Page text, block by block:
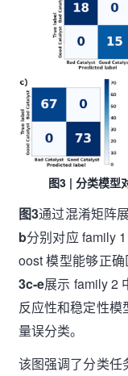
图3 | 分类模型
图3通过混淆矩阵
b分别对应 family
oost 模型能够正
3c-e展示 family 2
反应性和稳定性
量误分类。
该图强调了分类任